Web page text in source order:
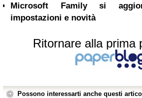
Microsoft Family si
impostazioni e novità
Ritornare alla prima
Possono interessarti anche questi